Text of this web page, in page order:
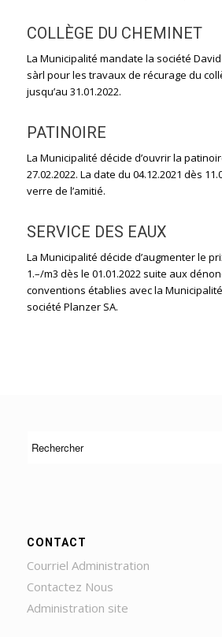
COLLÈGE DU CHEMINET
La Municipalité mandate la société
sàrl pour les travaux de récurage du
jusqu’au 31.01.2022.
PATINOIRE
La Municipalité décide d’ouvrir la
27.02.2022. La date du 04.12.2021 dès
verre de l’amitié.
SERVICE DES EAUX
La Municipalité décide d’augmenter le
1.–/m3 dès le 01.01.2022 suite aux
conventions établies avec la
société Planzer SA.
CONTACT
Courriel Administration
Contactez Nous
Administration site